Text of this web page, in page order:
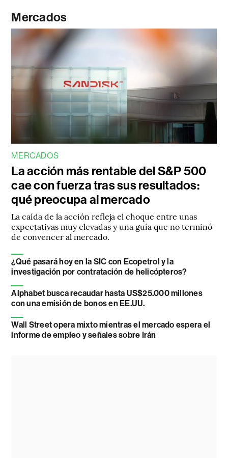
Mercados
MERCADOS
La acción más rentable del S&P 500
cae con fuerza tras sus resultados:
qué preocupa al mercado
La caída de la acción refleja el choque entre unas
expectativas muy elevadas y una guía que no terminó
de convencer al mercado.
¿Qué pasará hoy en la SIC con Ecopetrol y la
investigación por contratación de helicópteros?
Alphabet busca recaudar hasta US$25.000 millones
con una emisión de bonos en EE.UU.
Wall Street opera mixto mientras el mercado espera el
informe de empleo y señales sobre Irán